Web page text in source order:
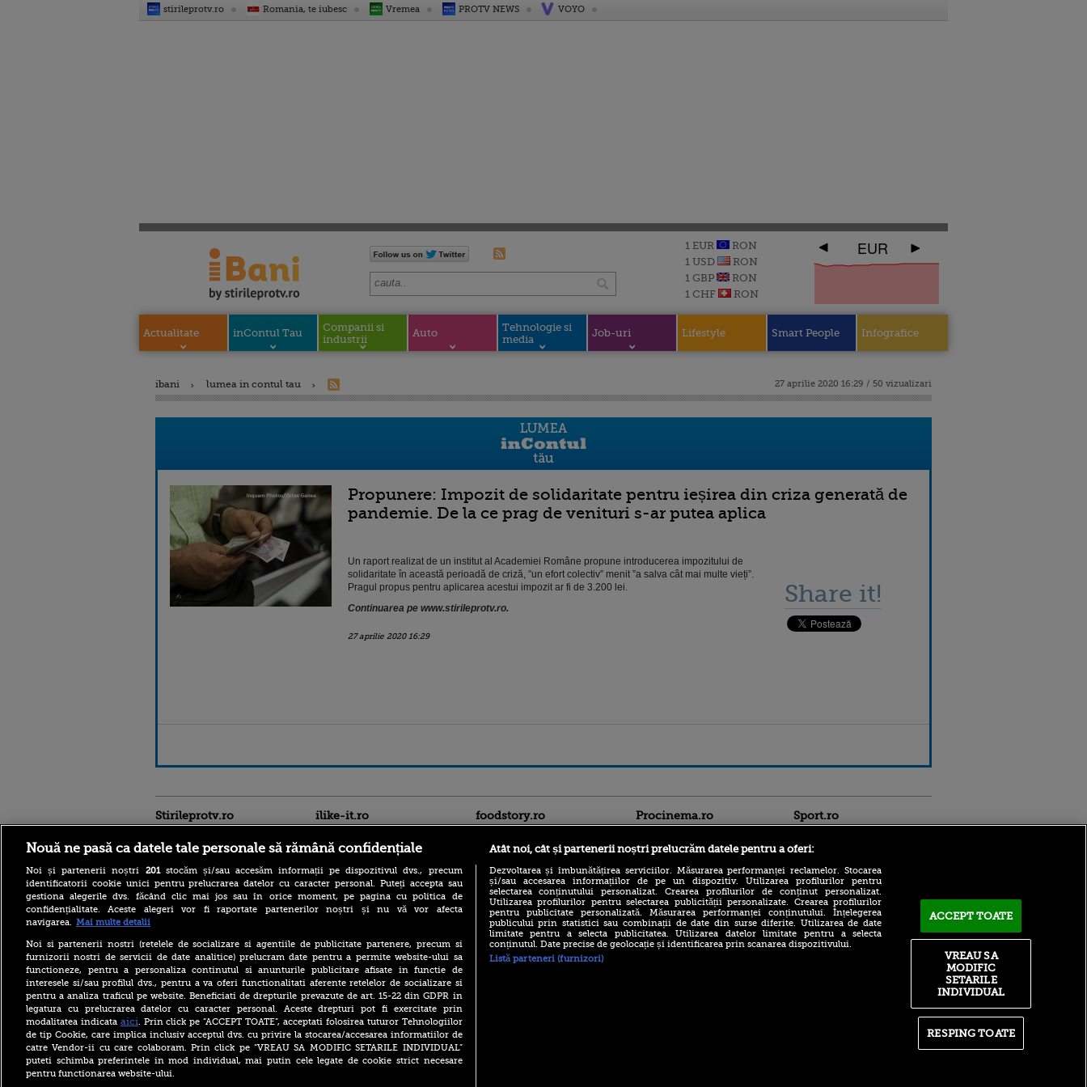
stirileprotv.ro Romania, te iubesc Vremea PROTV NEWS VOYO
1 EUR
RON
1 USD
RON
1 GBP
RON
1 CHF
RON
EUR
Actualitate inContul Tau
Companii si
industrii
Auto
Tehnologie si
media
Job-uri Lifestyle Smart People Infografice
ibani lumea in contul tau 27 aprilie 2020 16:29 / 50 vizualizari
Propunere: Impozit de solidaritate pentru ieșirea din criza generată de
pandemie. De la ce prag de venituri s-ar putea aplica
Un raport realizat de un institut al Academiei Române propune introducerea impozitului de
solidaritate în această perioadă de criză, ”un efort colectiv” menit ”a salva cât mai multe vieți”.
Pragul propus pentru aplicarea acestui impozit ar fi de 3.200 lei.
Continuarea pe www.stirileprotv.ro.
27 aprilie 2020 16:29
Share it!
Stirileprotv.ro
sistem hidraulic de 4.500
ani ar conține secretul
construirii piramidelor
Reacția Rusiei după ce o
dronă explozivă a paralizat
aeroportul din Leipzig: „O
provocare complet
fabricată”
Cea mai bună țară în care să
te muți în 2026 este din
Europa. Cum arată top 10
ilike-it.ro foodstory.ro
(P) Descoperă Lumea
Evenimentelor din România
cu Transilvania Events!
Procinema.ro
Nikolaj Coster-Waldau din
Urzeala Tronurilor și
Sport.ro
Adrian Mihalcea a
confirmat noul transfer la
UTA după remiza cu Rapid!
EXPLODAT la conferință și
s-a luat la ceartă cu oamenii
Nouă ne pasă ca datele tale personale să rămână confidențiale
Noi și partenerii noștri 201stocăm și/sau accesăm informații pe dispozitivul dvs., precum
identificatorii cookie unici pentru prelucrarea datelor cu caracter personal. Puteți accepta sau
gestiona alegerile dvs. făcând clic mai jos sau în orice moment, pe pagina cu politica de
confidențialitate. Aceste alegeri vor fi raportate partenerilor noștri și nu vă vor afecta
navigarea. Mai multe detalii
Noi si partenerii nostri (retelele de socializare si agentiile de publicitate partenere, precum si
furnizorii nostri de servicii de date analitice) prelucram date pentru a permite website-ului sa
functioneze, pentru a personaliza continutul si anunturile publicitare afisate in functie de
interesele si/sau profilul dvs., pentru a va oferi functionalitati aferente retelelor de socializare si
pentru a analiza traficul pe website. Beneficiati de drepturile prevazute de art. 15-22 din GDPR in
legatura cu prelucrarea datelor cu caracter personal. Aceste drepturi pot fi exercitate prin
modalitatea indicata aici. Prin click pe “ACCEPT TOATE”, acceptati folosirea tuturor Tehnologiilor
de tip Cookie, care implica inclusiv acceptul dvs. cu privire la stocarea/accesarea informatiilor de
catre Vendor-ii cu care colaboram. Prin click pe “VREAU SA MODIFIC SETARILE INDIVIDUAL”
puteti schimba preferintele in mod individual, mai putin cele legate de cookie strict necesare
pentru functionarea website-ului.
Atât noi, cât și partenerii noștri prelucrăm datele pentru a oferi:
Dezvoltarea și îmbunătățirea serviciilor. Măsurarea performanței reclamelor. Stocarea
și/sau accesarea informațiilor de pe un dispozitiv. Utilizarea profilurilor pentru
selectarea conținutului personalizat. Crearea profilurilor de conținut personalizat.
Utilizarea profilurilor pentru selectarea publicității personalizate. Crearea profilurilor
pentru publicitate personalizată. Măsurarea performanței conținutului. Înțelegerea
publicului prin statistici sau combinații de date din surse diferite. Utilizarea de date
limitate pentru a selecta publicitatea. Utilizarea datelor limitate pentru a selecta
conținutul. Date precise de geolocație și identificarea prin scanarea dispozitivului.
Listă parteneri (furnizori)
ACCEPT TOATE
RESPING TOATE
VREAU SA
MODIFIC
SETARILE
INDIVIDUAL